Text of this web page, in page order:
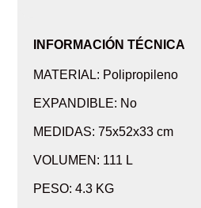
INFORMACIÓN TÉCNICA
MATERIAL: Polipropileno
EXPANDIBLE: No
MEDIDAS: 75x52x33 cm
VOLUMEN: 111 L
PESO: 4.3 KG